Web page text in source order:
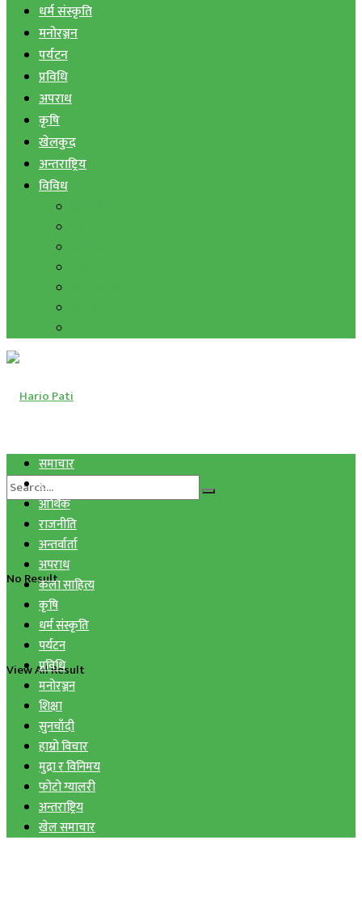
धर्म संस्कृति
मनोरञ्जन
पर्यटन
प्रविधि
अपराध
कृषि
खेलकुद
अन्तराष्ट्रिय
विविध
No Result
View All Result
समाचार
स्वास्थ्य
आर्थिक
राजनीति
अन्तर्वार्ता
अपराध
कला साहित्य
कृषि
धर्म संस्कृति
पर्यटन
प्रविधि
मनोरञ्जन
शिक्षा
सुनचाँदी
हाम्रो विचार
मुद्रा र विनिमय
फोटो ग्यालरी
अन्तराष्ट्रिय
खेल समाचार